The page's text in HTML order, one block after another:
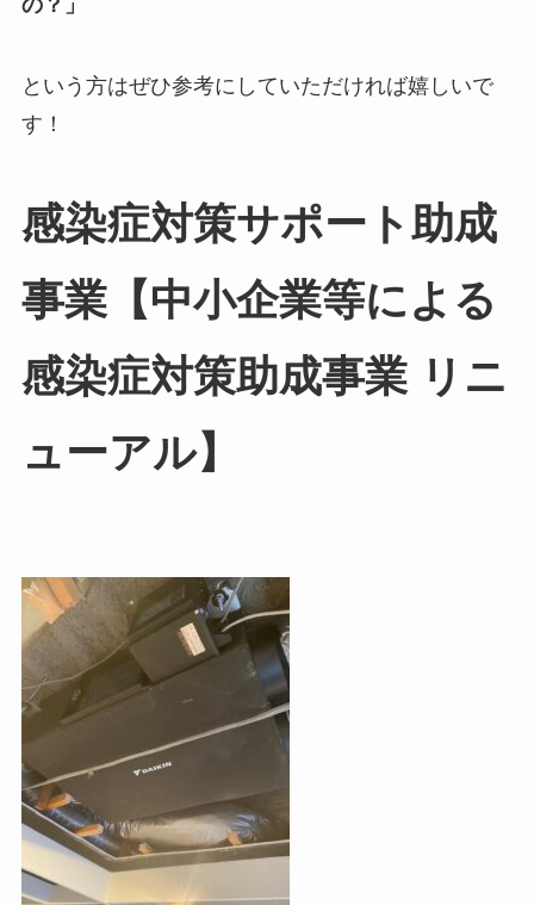
の？」
という方はぜひ参考にしていただければ嬉しいで
す！
感染症対策サポート助成
事業【中小企業等による
感染症対策助成事業 リニ
ューアル】